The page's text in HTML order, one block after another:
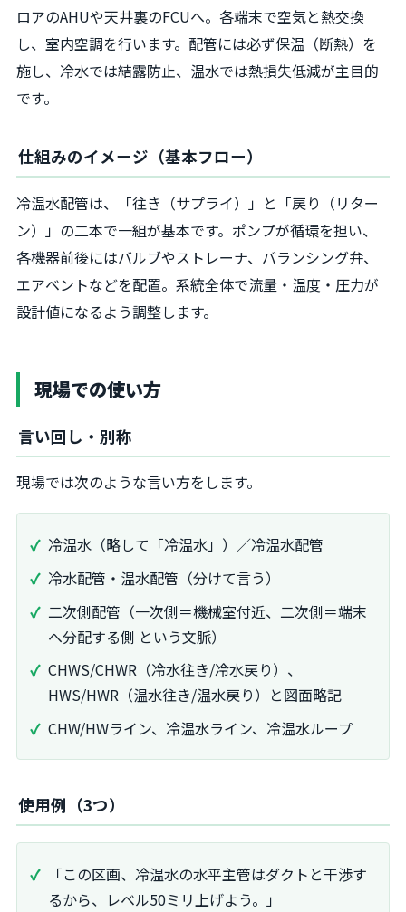
ロアのAHUや天井裏のFCUへ。各端末で空気と熱交換
し、室内空調を行います。配管には必ず保温（断熱）を
施し、冷水では結露防止、温水では熱損失低減が主目的
です。
仕組みのイメージ（基本フロー）
冷温水配管は、「往き（サプライ）」と「戻り（リター
ン）」の二本で一組が基本です。ポンプが循環を担い、
各機器前後にはバルブやストレーナ、バランシング弁、
エアベントなどを配置。系統全体で流量・温度・圧力が
設計値になるよう調整します。
現場での使い方
言い回し・別称
現場では次のような言い方をします。
冷温水（略して「冷温水」）／冷温水配管
冷水配管・温水配管（分けて言う）
二次側配管（一次側＝機械室付近、二次側＝端末
へ分配する側 という文脈）
CHWS/CHWR（冷水往き/冷水戻り）、
HWS/HWR（温水往き/温水戻り）と図面略記
CHW/HWライン、冷温水ライン、冷温水ループ
使用例（3つ）
「この区画、冷温水の水平主管はダクトと干渉す
るから、レベル50ミリ上げよう。」